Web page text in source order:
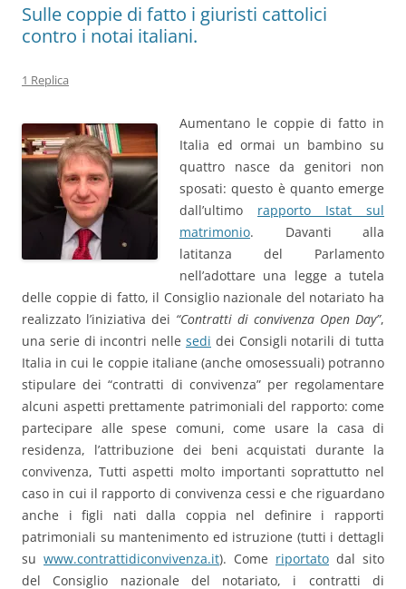
Sulle coppie di fatto i giuristi cattolici
contro i notai italiani.
1 Replica
Aumentano le coppie di fatto in
Italia ed ormai un bambino su
quattro nasce da genitori non
sposati: questo è quanto emerge
dall’ultimo rapporto Istat sul
matrimonio. Davanti alla
latitanza del Parlamento
nell’adottare una legge a tutela
delle coppie di fatto, il Consiglio nazionale del notariato ha
realizzato l’iniziativa dei “Contratti di convivenza Open Day”,
una serie di incontri nelle sedi dei Consigli notarili di tutta
Italia in cui le coppie italiane (anche omosessuali) potranno
stipulare dei “contratti di convivenza” per regolamentare
alcuni aspetti prettamente patrimoniali del rapporto: come
partecipare alle spese comuni, come usare la casa di
residenza, l’attribuzione dei beni acquistati durante la
convivenza, Tutti aspetti molto importanti soprattutto nel
caso in cui il rapporto di convivenza cessi e che riguardano
anche i figli nati dalla coppia nel definire i rapporti
patrimoniali su mantenimento ed istruzione (tutti i dettagli
su www.contrattidiconvivenza.it). Come riportato dal sito
del Consiglio nazionale del notariato, i contratti di